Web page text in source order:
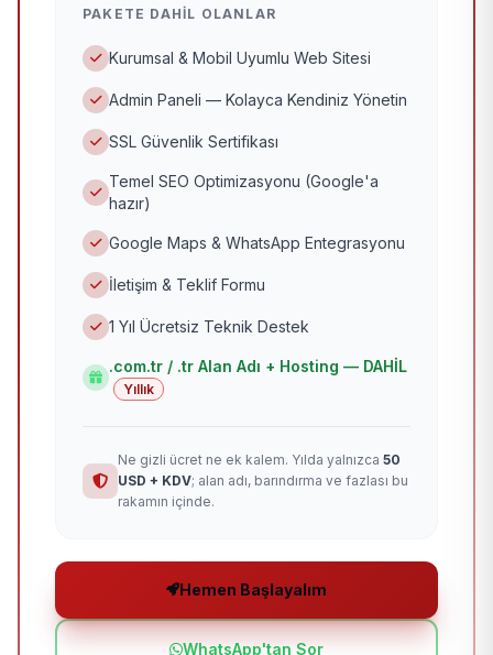
PAKETE DAHIL OLANLAR
Kurumsal & Mobil Uyumlu Web Sitesi
Admin Paneli — Kolayca Kendiniz Yönetin
SSL Güvenlik Sertifikası
Temel SEO Optimizasyonu (Google'a
hazır)
Google Maps & WhatsApp Entegrasyonu
İletişim & Teklif Formu
1 Yıl Ücretsiz Teknik Destek
.com.tr / .tr Alan Adı + Hosting — DAHİL
Yıllık
Ne gizli ücret ne ek kalem. Yılda yalnızca 50
USD + KDV; alan adı, barındırma ve fazlası bu
rakamın içinde.
Hemen Başlayalım
WhatsApp'tan Sor